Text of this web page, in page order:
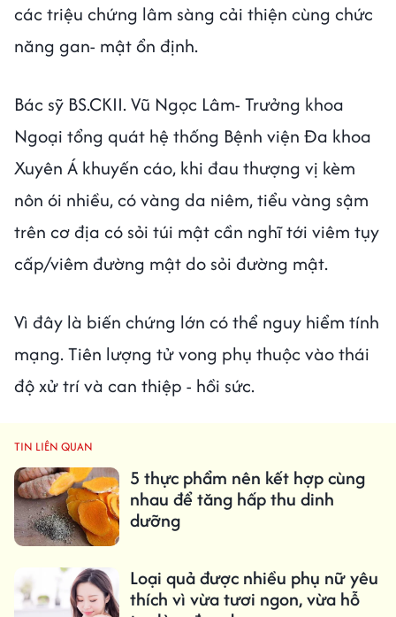
các triệu chứng lâm sàng cải thiện cùng chức
năng gan- mật ổn định.
Bác sỹ BS.CKII. Vũ Ngọc Lâm- Trưởng khoa
Ngoại tổng quát hệ thống Bệnh viện Đa khoa
Xuyên Á khuyến cáo, khi đau thượng vị kèm
nôn ói nhiều, có vàng da niêm, tiểu vàng sậm
trên cơ địa có sỏi túi mật cần nghĩ tới viêm tụy
cấp/viêm đường mật do sỏi đường mật.
Vì đây là biến chứng lớn có thể nguy hiểm tính
mạng. Tiên lượng tử vong phụ thuộc vào thái
độ xử trí và can thiệp - hồi sức.
TIN LIÊN QUAN
5 thực phẩm nên kết hợp cùng
nhau để tăng hấp thu dinh
dưỡng
Loại quả được nhiều phụ nữ yêu
thích vì vừa tươi ngon, vừa hỗ